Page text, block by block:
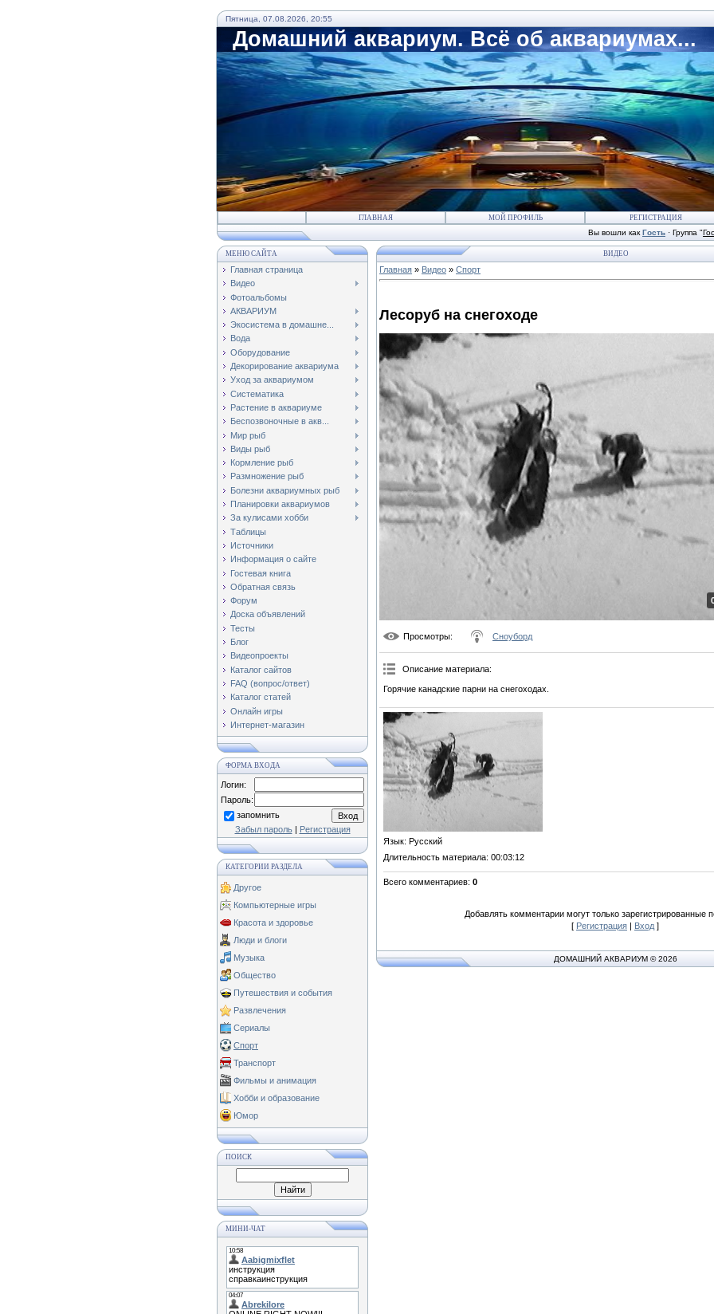
Пятница, 07.08.2026, 20:55
Домашний аквариум. Всё об аквариумах...
ГЛАВНАЯ МОЙ ПРОФИЛЬ РЕГИСТРАЦИЯ
Вы вошли как Гость · Группа "
МЕНЮ САЙТА
Главная страница
Видео
Фотоальбомы
АКВАРИУМ
Экосистема в домашне...
Вода
Оборудование
Декорирование аквариума
Уход за аквариумом
Систематика
Растение в аквариуме
Беспозвоночные в акв...
Мир рыб
Виды рыб
Кормление рыб
Размножение рыб
Болезни аквариумных рыб
Планировки аквариумов
За кулисами хобби
Таблицы
Источники
Информация о сайте
Гостевая книга
Обратная связь
Форум
Доска объявлений
Тесты
Блог
Видеопроекты
Каталог сайтов
FAQ (вопрос/ответ)
Каталог статей
Онлайн игры
Интернет-магазин
ФОРМА ВХОДА
Логин:
Пароль:
запомнить
Забыл пароль| Регистрация
КАТЕГОРИИ РАЗДЕЛА
Другое
Компьютерные игры
Красота и здоровье
Люди и блоги
Музыка
Общество
Путешествия и события
Развлечения
Сериалы
Спорт
Транспорт
Фильмы и анимация
Хобби и образование
Юмор
ПОИСК
МИНИ-ЧАТ
ВИДЕО
Главная » Видео » Спорт
Лесоруб на снегоходе
Просмотры: Сноуборд
Описание материала:
Горячие канадские парни на снегоходах.
Язык: Русский
Длительность материала: 00:03:12
Всего комментариев: 0
Добавлять комментарии могут только зарегистрированные
[ Регистрация | Вход ]
ДОМАШНИЙ АКВАРИУМ © 2026